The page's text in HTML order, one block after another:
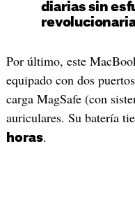
diarias sin
Por último, este
equipado con dos
carga MagSafe (con
auriculares. Su batería
horas.